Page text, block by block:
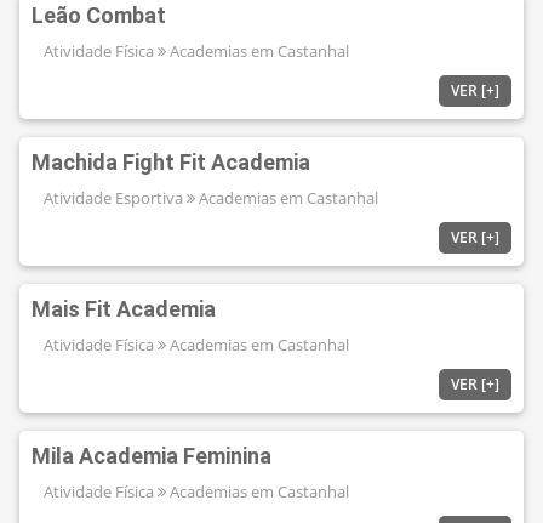
Leão Combat
Atividade Física Academias em Castanhal
VER [+]
Machida Fight Fit Academia
Atividade Esportiva Academias em Castanhal
VER [+]
Mais Fit Academia
Atividade Física Academias em Castanhal
VER [+]
Mila Academia Feminina
Atividade Física Academias em Castanhal